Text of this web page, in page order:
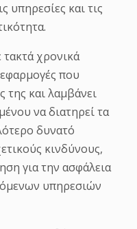
υπηρεσίες και τις
τακτά χρονικά
που
της και λαμβάνει
να διατηρεί τα
δυνατό
κινδύνους,
για την ασφάλεια
υπηρεσιών